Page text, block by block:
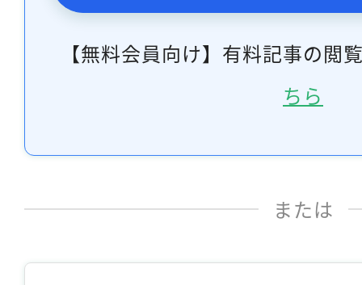
【無料会員向け】有料記事の閲
ちら
または